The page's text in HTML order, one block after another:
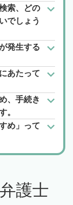
索、どの
でしょう
発生する
あたって
、手続き
。
め」って
護士